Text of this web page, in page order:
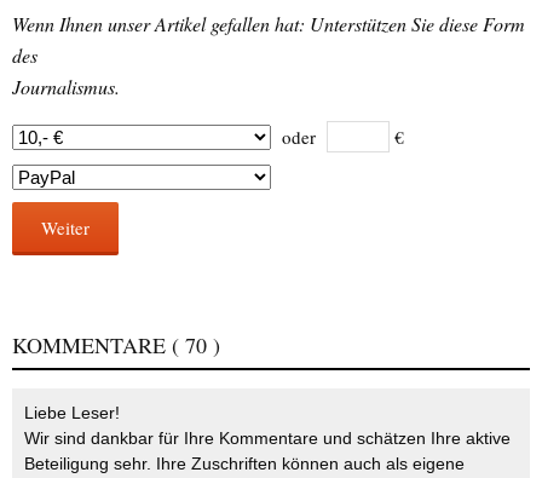
Wenn Ihnen unser Artikel gefallen hat: Unterstützen Sie diese Form
des
Journalismus.
oder €
Weiter
KOMMENTARE ( 70 )
Liebe Leser!
Wir sind dankbar für Ihre Kommentare und schätzen Ihre aktive
Beteiligung sehr. Ihre Zuschriften können auch als eigene